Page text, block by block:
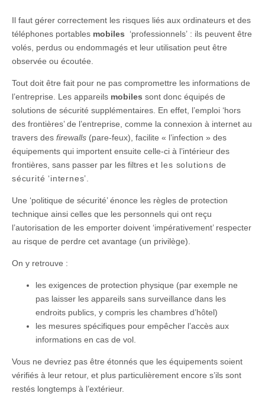
Il faut gérer correctement les risques liés aux ordinateurs et des
téléphones portables mobiles ‘professionnels’ : ils peuvent être
volés, perdus ou endommagés et leur utilisation peut être
observée ou écoutée.
Tout doit être fait pour ne pas compromettre les informations de
l’entreprise. Les appareils mobiles sont donc équipés de
solutions de sécurité supplémentaires. En effet, l’emploi ‘hors
des frontières’ de l’entreprise, comme la connexion à internet au
travers des firewalls (pare-feux), facilite « l’infection » des
équipements qui importent ensuite celle-ci à l’intérieur des
frontières, sans passer par les filtres et les solutions de
sécurité ‘internes’.
Une ‘politique de sécurité’ énonce les règles de protection
technique ainsi celles que les personnels qui ont reçu
l’autorisation de les emporter doivent ‘impérativement’ respecter
au risque de perdre cet avantage (un privilège).
On y retrouve :
les exigences de protection physique (par exemple ne
pas laisser les appareils sans surveillance dans les
endroits publics, y compris les chambres d’hôtel)
les mesures spécifiques pour empêcher l’accès aux
informations en cas de vol.
Vous ne devriez pas être étonnés que les équipements soient
vérifiés à leur retour, et plus particulièrement encore s’ils sont
restés longtemps à l’extérieur.